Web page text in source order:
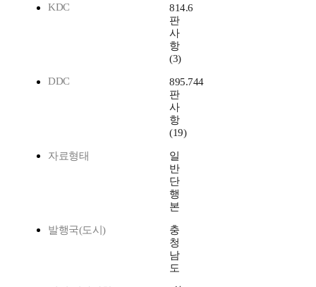
KDC
814.6
판
사
항
(3)
DDC
895.744
판
사
항
(19)
자료형태
일
반
단
행
본
발행국(도시)
충
청
남
도